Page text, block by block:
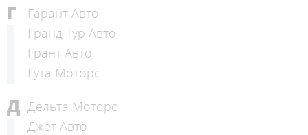
Г
Гарант Авто
Гранд Тур Авто
Грант Авто
Гута Моторс
Д Дельта Моторс
Джет Авто